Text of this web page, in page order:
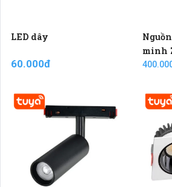
LED dây
60.000đ
minh